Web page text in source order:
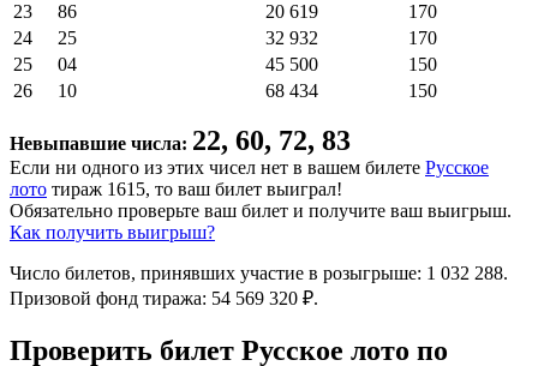
23
86 20 619
170
24
25 32 932
170
25
04 45 500
150
26
10 68 434 150
Невыпавшие числа: 22, 60, 72, 83
Если ни одного из этих чисел нет в вашем билете Русское
лото тираж 1615, то ваш билет выиграл!
Обязательно проверьте ваш билет и получите ваш выигрыш.
Как получить выигрыш?
Число билетов, принявших участие в розыгрыше: 1 032 288.
Призовой фонд тиража: 54 569 320 ₽.
Проверить билет Русское лото по